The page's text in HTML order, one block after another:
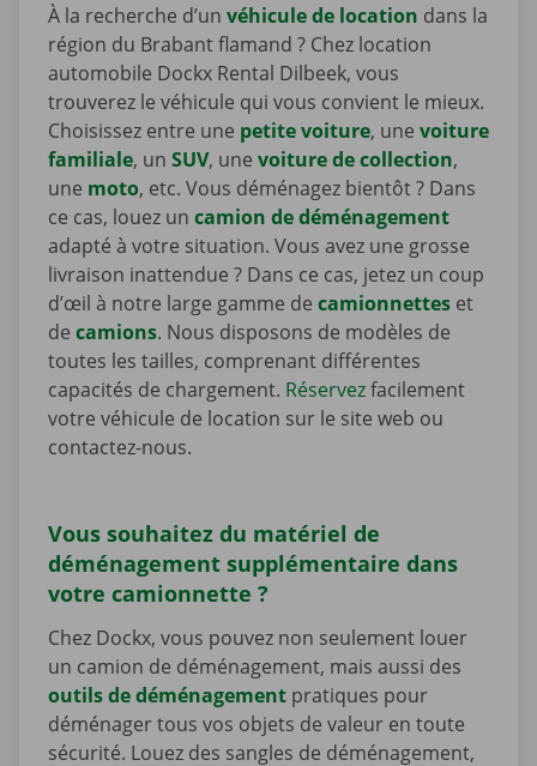
À la recherche d’un véhicule de location dans la
région du Brabant flamand ? Chez location
automobile Dockx Rental Dilbeek, vous
trouverez le véhicule qui vous convient le mieux.
Choisissez entre une petite voiture, une voiture
familiale, un SUV, une voiture de collection,
une moto, etc. Vous déménagez bientôt ? Dans
ce cas, louez un camion de déménagement
adapté à votre situation. Vous avez une grosse
livraison inattendue ? Dans ce cas, jetez un coup
d’œil à notre large gamme de camionnettes et
de camions. Nous disposons de modèles de
toutes les tailles, comprenant différentes
capacités de chargement. Réservezfacilement
votre véhicule de location sur le site web ou
contactez-nous.
Vous souhaitez du matériel de
déménagement supplémentaire dans
votre camionnette ?
Chez Dockx, vous pouvez non seulement louer
un camion de déménagement, mais aussi des
outils de déménagement pratiques pour
déménager tous vos objets de valeur en toute
sécurité. Louez des sangles de déménagement,